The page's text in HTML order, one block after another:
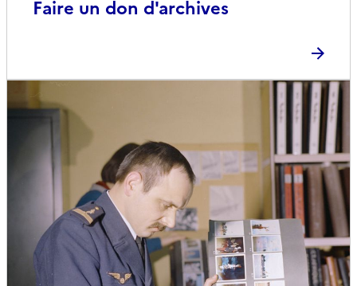
Faire un don d'archives